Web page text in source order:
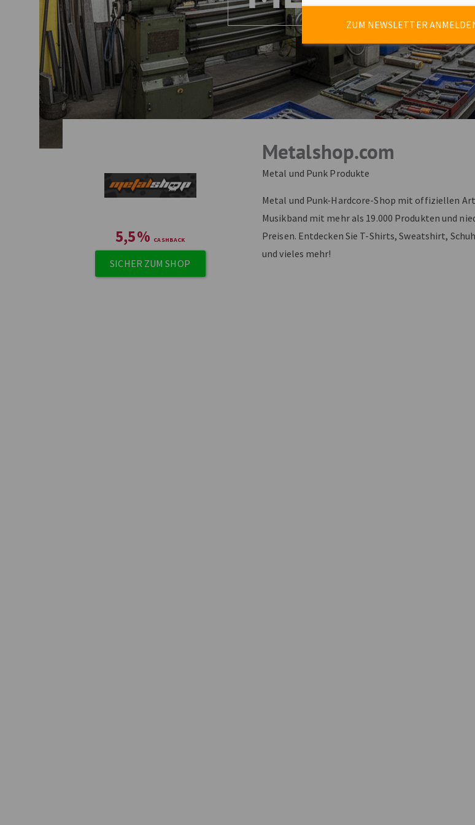
5,5%
SICHER ZUM SHOP
Metalshop.com
Metal und Punk Produkte
Metal und Punk-Hardcore-Shop mit offiziellen
Musikband mit mehr als 19.000 Produkten und
Preisen. Entdecken Sie T-Shirts, Sweatshirt,
und vieles mehr!
ZUM NEWSLETTER